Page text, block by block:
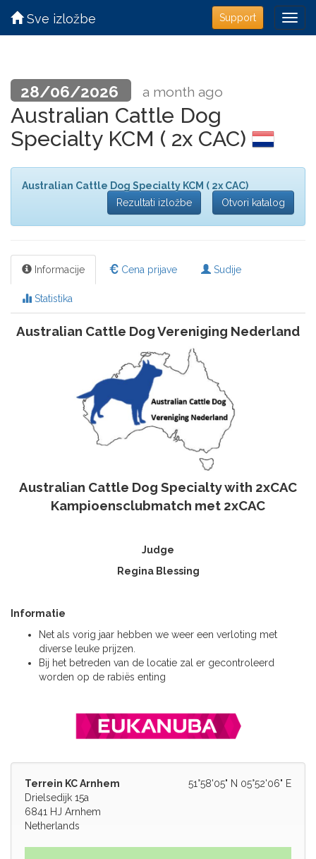
Support
Sve izložbe
28/06/2026 a month ago
Australian Cattle Dog
Specialty KCM ( 2x CAC)
Australian Cattle Dog Specialty KCM ( 2x CAC)
Rezultati izložbe
Otvori katalog
Informacije Cena prijave Sudije
Statistika
Australian Cattle Dog Vereniging Nederland
Australian Cattle Dog Specialty with 2xCAC
Kampioensclubmatch met 2xCAC
Judge
Regina Blessing
Informatie
Net als vorig jaar hebben we weer een verloting met
diverse leuke prijzen.
Bij het betreden van de locatie zal er gecontroleerd
worden op de rabiës enting
51°58'05" N 05°52'06" E
Terrein KC Arnhem
Drielsedijk 15a
6841 HJ Arnhem
Netherlands